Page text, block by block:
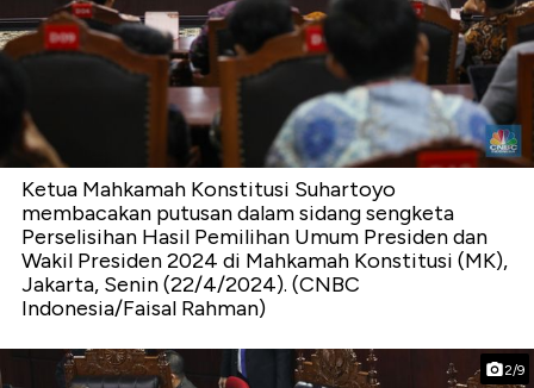
Ketua Mahkamah Konstitusi Suhartoyo
membacakan putusan dalam sidang sengketa
Perselisihan Hasil Pemilihan Umum Presiden dan
Wakil Presiden 2024 di Mahkamah Konstitusi (MK),
Jakarta, Senin (22/4/2024). (CNBC
Indonesia/Faisal Rahman)
2/9